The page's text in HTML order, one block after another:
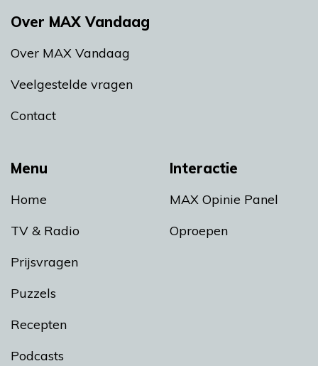
Menu
Home
TV & Radio
Prijsvragen
Puzzels
Recepten
Podcasts
Interactie
MAX Opinie Panel
Oproepen
Over MAX Vandaag
Over MAX Vandaag
Veelgestelde vragen
Contact